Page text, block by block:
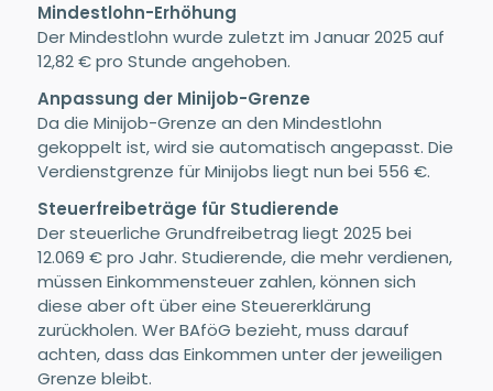
Mindestlohn-Erhöhung
Der Mindestlohn wurde zuletzt im Januar 2025 auf
12,82 € pro Stunde angehoben.
Anpassung der Minijob-Grenze
Da die Minijob-Grenze an den Mindestlohn
gekoppelt ist, wird sie automatisch angepasst. Die
Verdienstgrenze für Minijobs liegt nun bei 556 €.
Steuerfreibeträge für Studierende
Der steuerliche Grundfreibetrag liegt 2025 bei
12.069 € pro Jahr. Studierende, die mehr verdienen,
müssen Einkommensteuer zahlen, können sich
diese aber oft über eine Steuererklärung
zurückholen. Wer BAföG bezieht, muss darauf
achten, dass das Einkommen unter der jeweiligen
Grenze bleibt.